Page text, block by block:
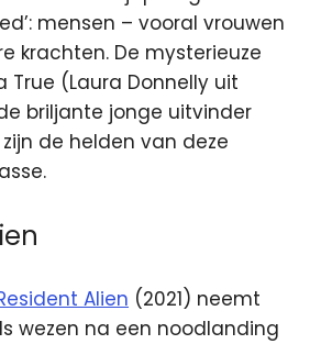
mensen – vooral vrouwen
krachten. De mysterieuze
True (Laura Donnelly uit
briljante jonge uitvinder
de helden van deze
Alien (2021) neemt
wezen na een noodlanding